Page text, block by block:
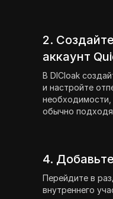
2.
аккаунт
В DICloak
и настройте
обычно
4.
Перейдите в
внутреннего